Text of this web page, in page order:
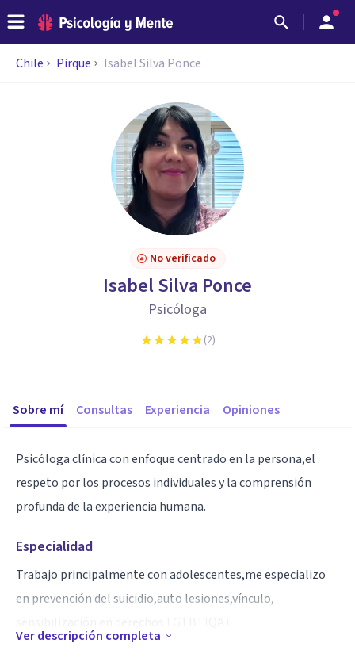
Chile Pirque Isabel Silva Ponce
No verificado
Isabel Silva Ponce
Psicóloga
(2)
Sobre mí Consultas Experiencia Opiniones
Psicóloga clínica con enfoque centrado en la persona,el
respeto por los procesos individuales y la comprensión
profunda de la experiencia humana.
Especialidad
Trabajo principalmente con adolescentes,me especializo
en prevención del suicidio,auto lesiones,vínculo,
Ver descripción completa